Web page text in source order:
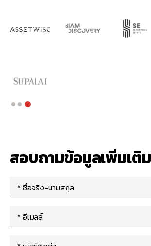
Slide 1 of 3.
สอบถามข้อมูลเพิ่มเติม